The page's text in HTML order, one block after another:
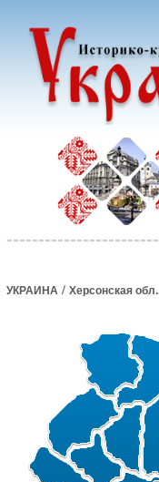
УКРАИНА / Херсонская обл.